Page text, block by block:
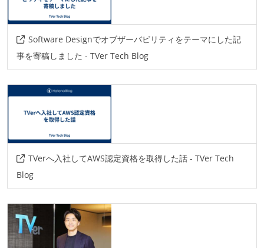
Software Designでオブザーバビリティをテーマにした記
事を寄稿しました - TVer Tech Blog
TVerへ入社してAWS認定資格を取得した話 - TVer Tech
Blog